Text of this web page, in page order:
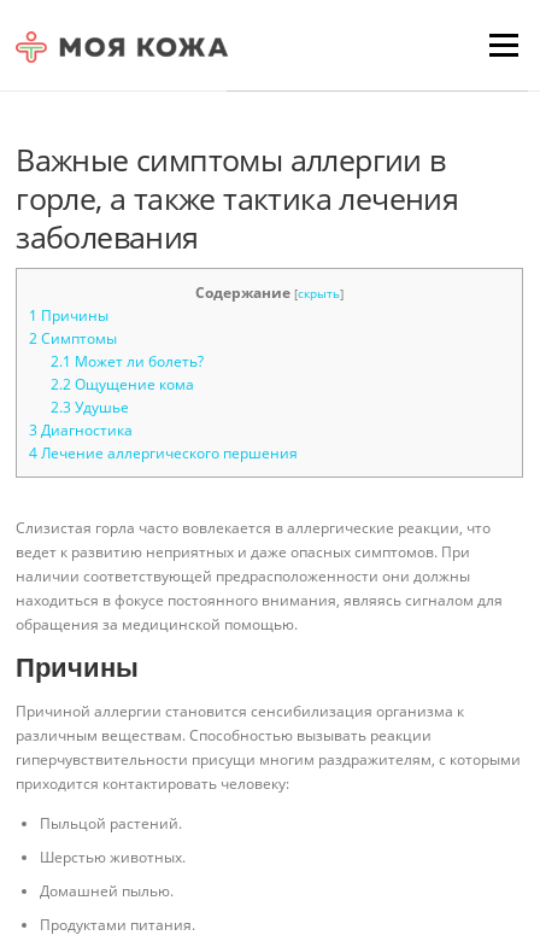
Menu
Важные симптомы аллергии в
горле, а также тактика лечения
заболевания
Содержание [скрыть]
1 Причины
2 Симптомы
2.1 Может ли болеть?
2.2Ощущение кома
2.3Удушье
3 Диагностика
4 Лечение аллергического першения
Слизистая горла часто вовлекается в аллергические реакции, что
ведет к развитию неприятных и даже опасных симптомов. При
наличии соответствующей предрасположенности они должны
находиться в фокусе постоянного внимания, являясь сигналом для
обращения за медицинской помощью.
Причины
Причиной аллергии становится сенсибилизация организма к
различным веществам. Способностью вызывать реакции
гиперчувствительности присущи многим раздражителям, с которыми
приходится контактировать человеку:
Пыльцой растений.
Шерстью животных.
Домашней пылью.
Продуктами питания.
Для любых предложений по